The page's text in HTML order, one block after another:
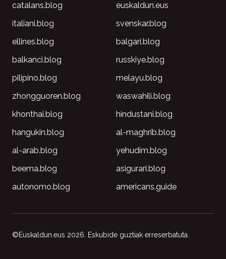
catalans.blog
euskaldun.eus
italiani.blog
svenskar.blog
ellines.blog
balgari.blog
balkanci.blog
russkiye.blog
pilipino.blog
melayu.blog
zhongguoren.blog
waswahili.blog
khonthai.blog
hindustani.blog
hangukin.blog
al-maghrib.blog
al-arab.blog
yehudim.blog
beema.blog
asigurari.blog
autonomo.blog
americans.guide
©Euskaldun.eus 2026. Eskubide guztiak erreserbatuta.